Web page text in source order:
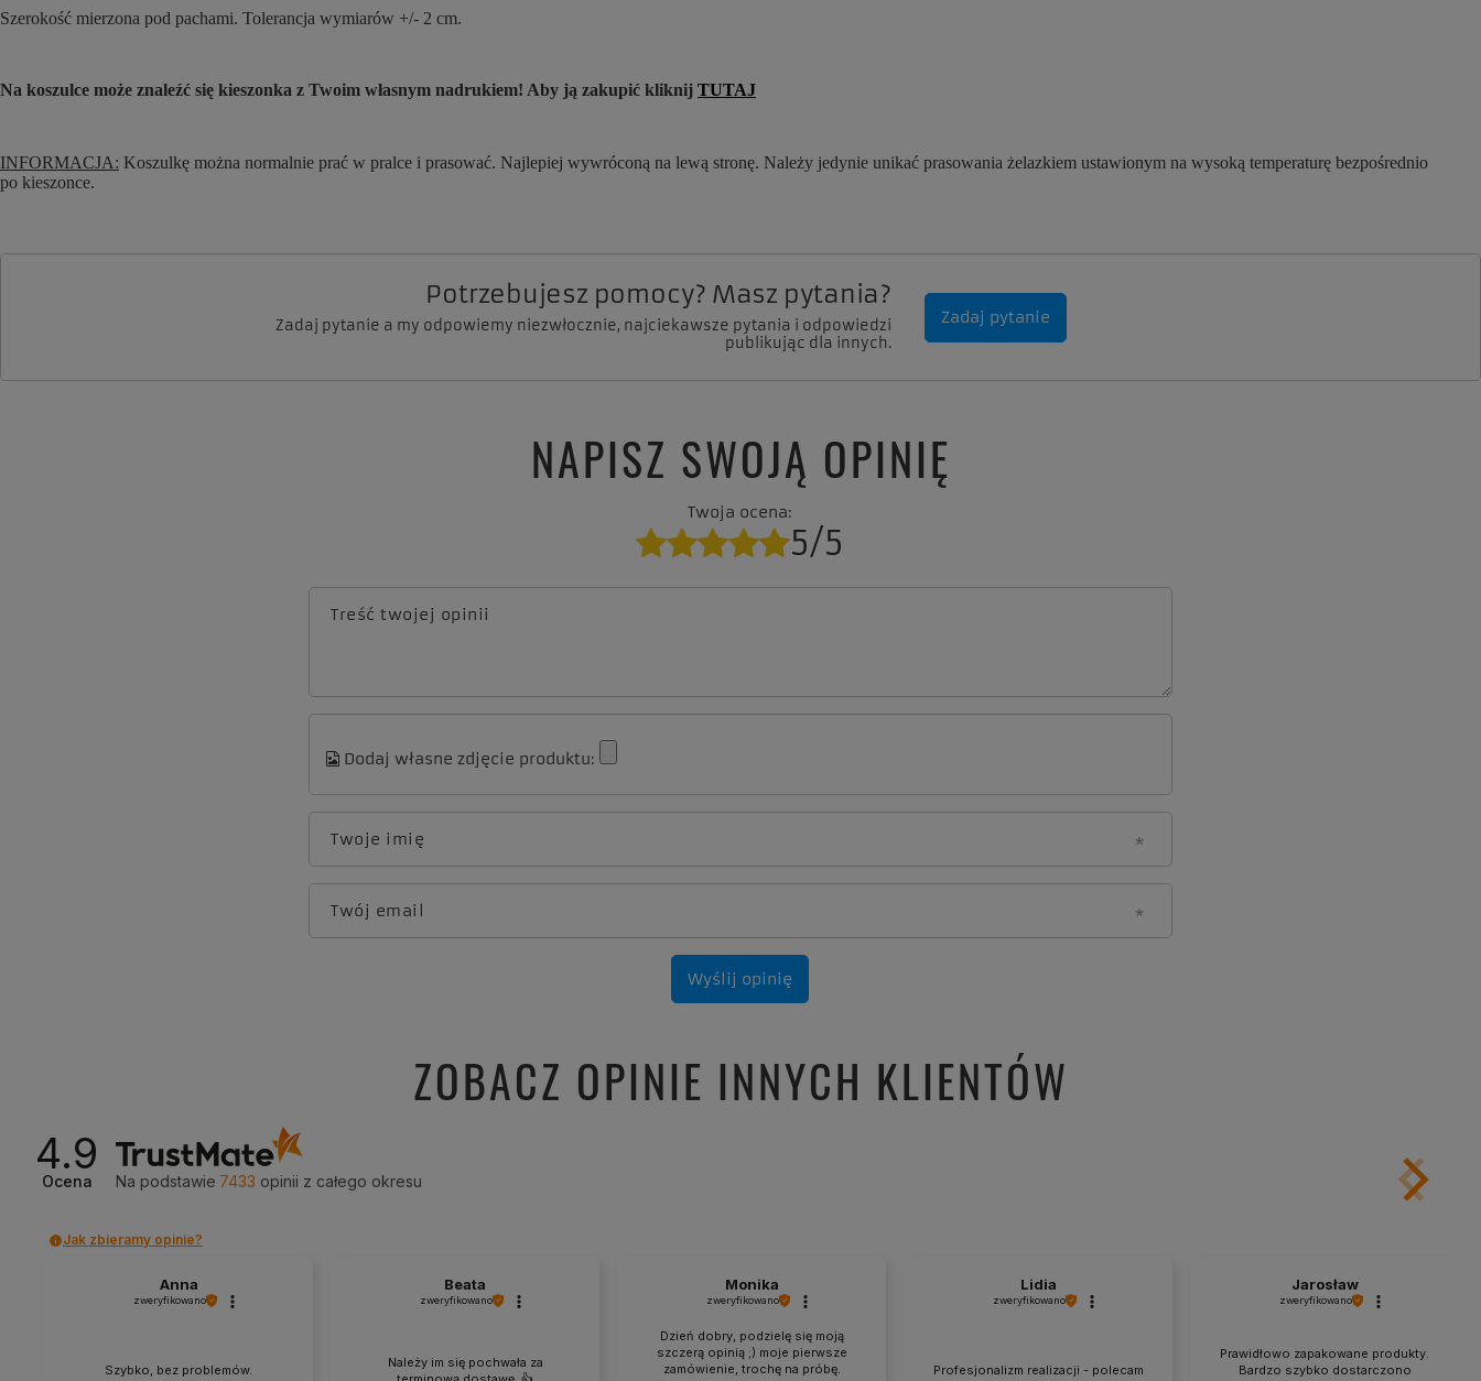
Szerokość mierzona pod pachami. Tolerancja wymiarów +/- 2 cm.
Na koszulce może znaleźć się kieszonka z Twoim własnym nadrukiem! Aby ją zakupić kliknij TUTAJ
INFORMACJA: Koszulkę można normalnie prać w pralce i prasować. Najlepiej wywróconą na lewą stronę. Należy jedynie unikać prasowania żelazkiem ustawionym na wysoką temperaturę bezpośrednio
po kieszonce.
Potrzebujesz pomocy? Masz pytania?
Zadaj pytanie a my odpowiemy niezwłocznie, najciekawsze pytania i odpowiedzi
publikując dla innych.
Zadaj pytanie
NAPISZ SWOJĄ OPINIĘ
Twoja ocena:
5/5
Treść twojej opinii
Dodaj własne zdjęcie produktu:
Twoje imię
Twój email
Wyślij opinię
ZOBACZ OPINIE INNYCH KLIENTÓW
4.9
Ocena Na podstawie 7433 opinii z całego okresu
Jak zbieramy opinie?
Anna
zweryfikowano
Szybko, bez problemów.
Beata
zweryfikowano
Należy im się pochwała za
Monika
zweryfikowano
Dzień dobry, podzielę się moją
szczerą opinią ;) moje pierwsze
zamówienie, trochę na próbę.
Lidia
zweryfikowano
Profesjonalizm realizacji - polecam
Jarosław
zweryfikowano
Prawidłowo zapakowane produkty.
Bardzo szybko dostarczono